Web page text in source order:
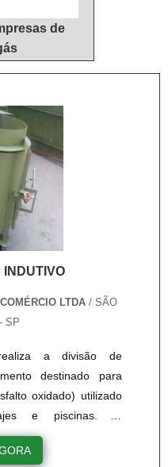
de
LTDA/ SÃO
SP
a divisão de
destinado para
oxidado) utilizado
e piscinas. O
com alta resistência
agressivas ao